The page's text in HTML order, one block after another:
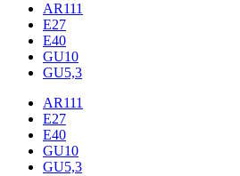
AR111
E27
E40
GU10
GU5,3
AR111
E27
E40
GU10
GU5,3